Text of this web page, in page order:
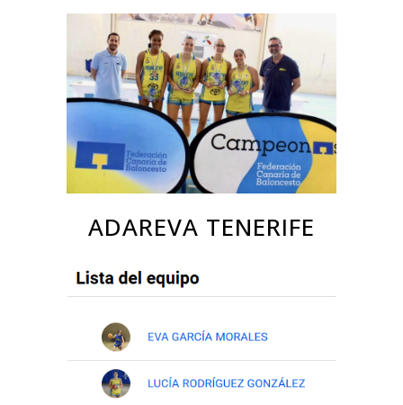
ADAREVA TENERIFE